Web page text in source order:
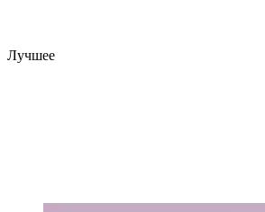
Лучшее